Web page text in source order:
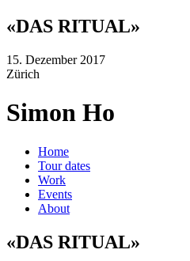
«DAS RITUAL»
15. Dezember 2017
Zürich
Simon Ho
Home
Tour dates
Work
Events
About
«DAS RITUAL»